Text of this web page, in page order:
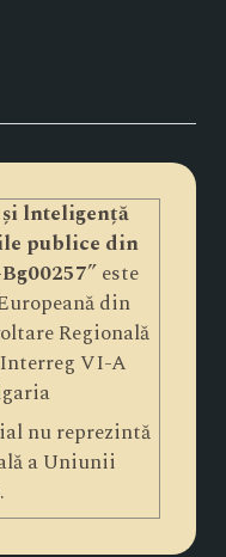
lnteligență
publice din
” este
din
Regională
VI-A
nu reprezintă
a Uniunii